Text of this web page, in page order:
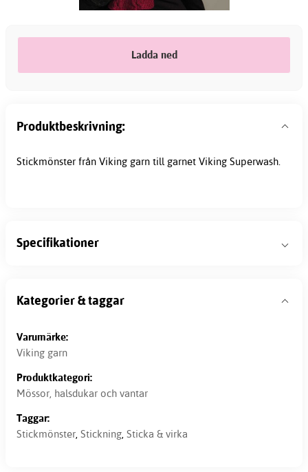
Ladda ned
Produktbeskrivning:
Stickmönster från Viking garn till garnet Viking Superwash.
Specifikationer
Kategorier & taggar
Varumärke:
Viking garn
Produktkategori:
Mössor, halsdukar och vantar
Taggar:
Stickmönster, Stickning, Sticka & virka